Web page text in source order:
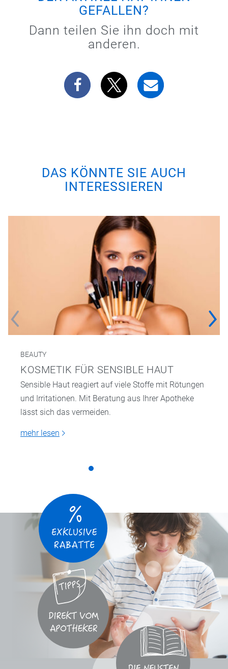
GEFALLEN?
Dann teilen Sie ihn doch mit
anderen.
DAS KÖNNTE SIE AUCH
INTERESSIEREN
BEAUTY
KOSMETIK FÜR SENSIBLE HAUT
Sensible Haut reagiert auf viele Stoffe mit Rötungen
und Irritationen. Mit Beratung aus Ihrer Apotheke
lässt sich das vermeiden.
mehr lesen